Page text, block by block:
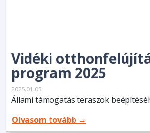
Vidéki
program 2025
2025.01.03
Állami támogatás teraszok
Olvasom tovább →